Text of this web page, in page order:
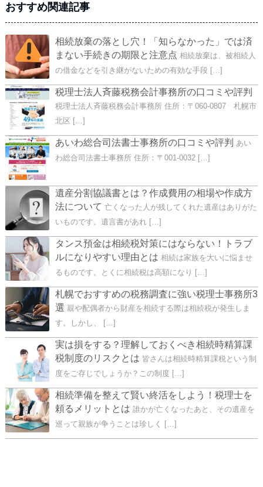
おすすめ関連記事
相続放棄の落とし穴！「知らなかった」では済
まない手続きの期限と注意点 相続放棄は、被相続人
の借金などを引き継がないための有効な手段 […]
税理士法人斉藤税務会計事務所の口コミや評判
税理士法人斉藤税務会計事務所 住所：〒060-0807 札幌市
北区 […]
あいわ総合司法書士事務所の口コミや評判
あい
わ総合司法書士事務所 住所：〒001-0032 […]
遺産分割協議書とは？作成費用の相場や作成方
法について 亡くなった人が残してくれた遺産はありがた
いものです。遺言書があれ […]
タンス預金は相続税対策にはならない！トラブ
ルになりやすい理由とは 相続は家族を大いに悩ませ
るものです。とくに相続税は高額になり […]
札幌でおすすめの税務調査に強い税理士事務所3
選 親や配偶者から財産を相続する際は相続税が発生しま
す。しかし、 […]
実は損をする？理解しておくべき相続時精算課
税制度のリスクとは 皆さんは相続時精算課税という制
度をご存じでしょうか？この制度 […]
相続準備を整えて賢い終活をしよう！税理士を
頼るメリットとは 誰かが亡くなったあと、その遺産を
巡って親族が争うことは珍しく […]